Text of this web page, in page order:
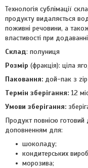
Технологія сублімації
продукту видаляється
поживні речовини, а
властивості при
Склад: полуниця
Розмір (фракція): ціла
Паковання: дой-пак з
Термін зберігання: 12
Умови зберігання:
Продукт повнісю
доповненням для:
шоколаду;
кондитерських
морозива;